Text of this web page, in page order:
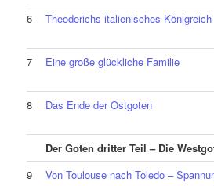
6
Theoderichs italienisches Königreich
7
Eine große glückliche Familie
8
Das Ende der Ostgoten
Der Goten dritter Teil – Die
9
Von Toulouse nach Toledo –